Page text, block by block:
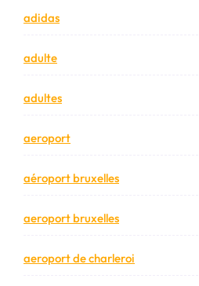
adidas
adulte
adultes
aeroport
aéroport bruxelles
aeroport bruxelles
aeroport de charleroi